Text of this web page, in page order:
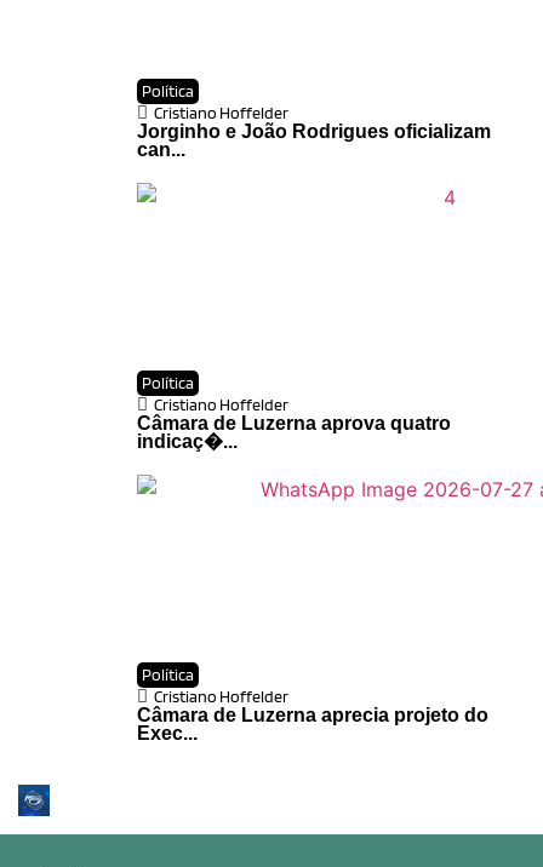
Política
Cristiano Hoffelder
Jorginho e João Rodrigues oficializam
can...
Política
Cristiano Hoffelder
Câmara de Luzerna aprova quatro
indicaç�...
Política
Cristiano Hoffelder
Câmara de Luzerna aprecia projeto do
Exec...